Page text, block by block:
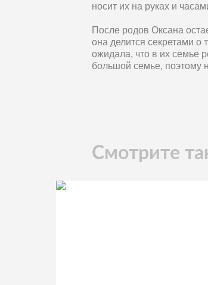
носит их на руках и
После родов Оксана
она делится секретами о
ожидала, что в их семье
большой семье, поэтому
Смотрите